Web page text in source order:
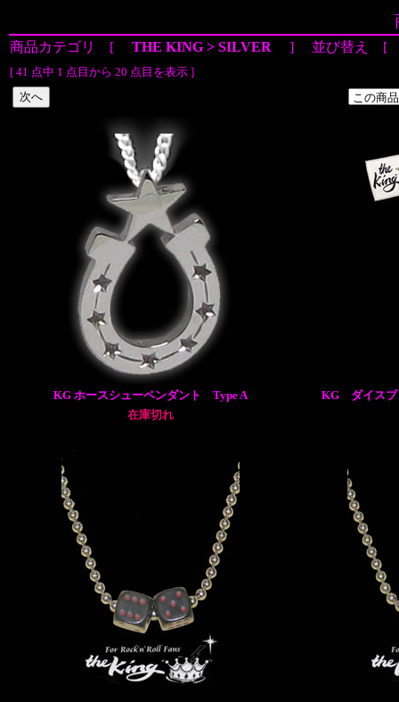
商品カテゴリ [ THE KING > SILVER ] 並び替え
[ 41 点中 1 点目から 20 点目を表示 ]
KG ホースシューペンダント Type A
在庫切れ
KG ダイスブ